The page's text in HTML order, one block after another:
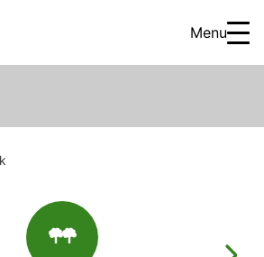
Menu